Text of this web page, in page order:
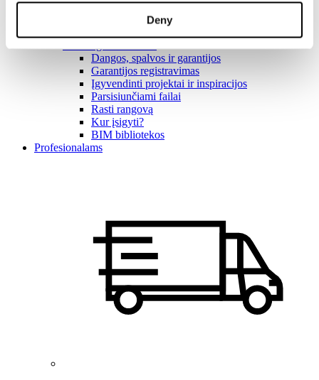
Deny
Dangos, spalvos ir garantijos
Garantijos registravimas
Įgyvendinti projektai ir inspiracijos
Parsisiunčiami failai
Rasti rangovą
Kur įsigyti?
BIM bibliotekos
Profesionalams